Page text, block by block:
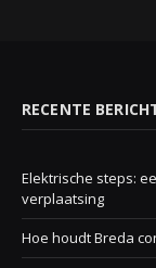
RECENTE
Elektrische steps:
verplaatsing
Hoe houdt Breda